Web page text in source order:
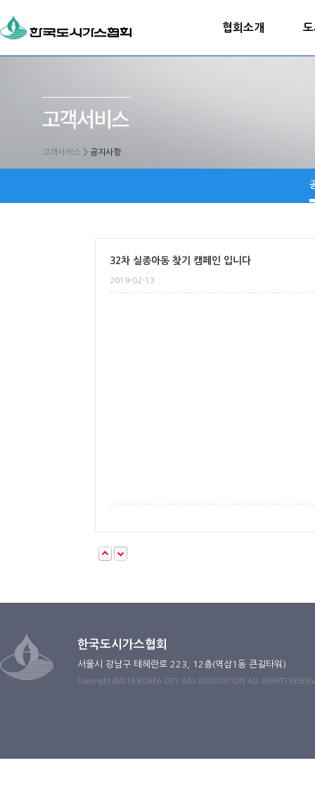
협회소개
고객서비스 > 공지사항
32차 실종아동 찾기 캠페인 입니다
2019-02-13
한국도시가스협회
서울시 강남구 테헤란로 223, 12층(역삼1동 큰길타워)
Copyright ©2016 KOREA CITY GAS ASSOCIATION ALL RIGHTS